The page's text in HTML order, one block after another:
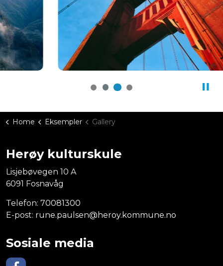
Home Eksempler Gallery
Herøy kulturskule
Lisjebøvegen 10 A
6091 Fosnavåg
Telefon: 70081300
E-post: rune.paulsen@heroy.kommune.no
Sosiale media